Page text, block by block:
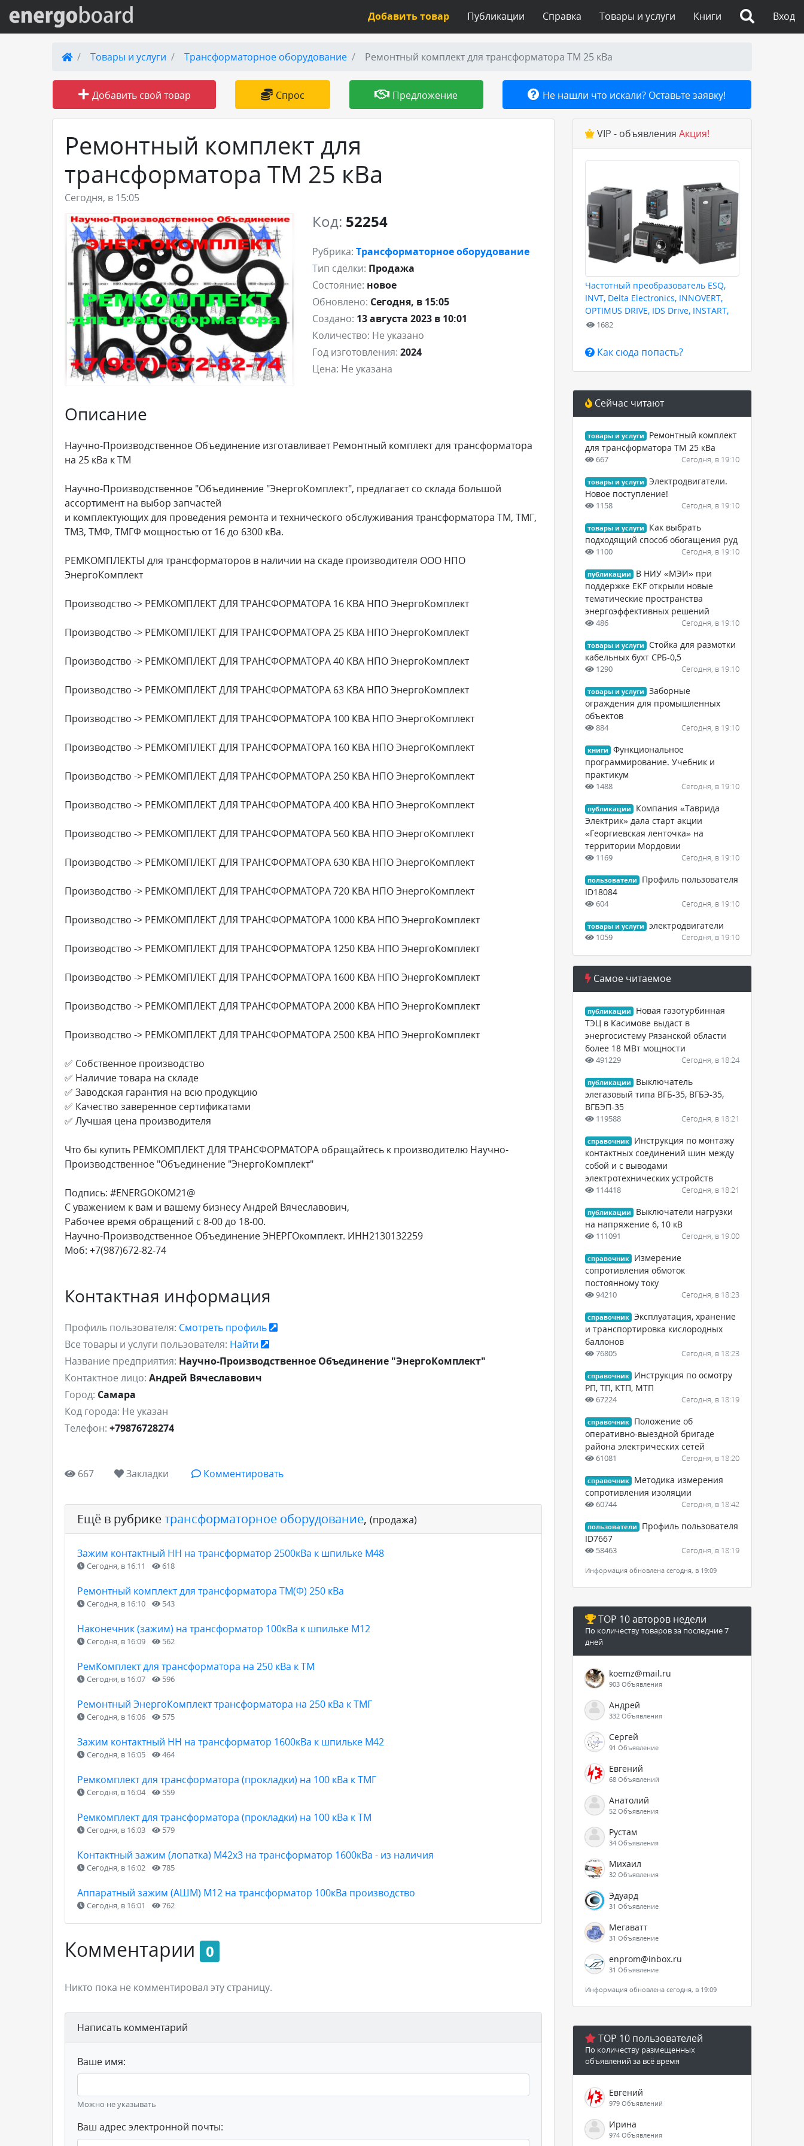
Вход на сайт
Поиск по сайту
Публикации
Справка
Товары и услуги
Добавить товар или услугу
Вход
Книги
Товары и услуги
Справка
Публикации
Добавить товар
Товары и услуги Трансформаторное оборудование Ремонтный комплект для трансформатора ТМ 25 кВа
Добавить свой товар Спрос Предложение Не нашли что искали? Оставьте заявку!
Ремонтный комплект для
трансформатора ТМ 25 кВа
Сегодня, в 15:05
Код: 52254
Рубрика: Трансформаторное оборудование
Тип сделки: Продажа
Состояние: новое
Обновлено: Сегодня, в 15:05
Создано: 13 августа 2023 в 10:01
Количество: Не указано
Год изготовления: 2024
Цена: Не указана
Описание
Научно-Производственное Объединение изготавливает Ремонтный комплект для трансформатора
на 25 кВа к ТМ
Научно-Производственное "Объединение "ЭнергоКомплект", предлагает со склада большой
ассортимент на выбор запчастей
и комплектующих для проведения ремонта и технического обслуживания трансформатора ТМ, ТМГ,
ТМЗ, ТМФ, ТМГФ мощностью от 16 до 6300 кВа.
РЕМКОМПЛЕКТЫ для трансформаторов в наличии на скаде производителя ООО НПО
ЭнергоКомплект
Производство -> РЕМКОМПЛЕКТ ДЛЯ ТРАНСФОРМАТОРА 16 КВА НПО ЭнергоКомплект
Производство -> РЕМКОМПЛЕКТ ДЛЯ ТРАНСФОРМАТОРА 25 КВА НПО ЭнергоКомплект
Производство -> РЕМКОМПЛЕКТ ДЛЯ ТРАНСФОРМАТОРА 40 КВА НПО ЭнергоКомплект
Производство -> РЕМКОМПЛЕКТ ДЛЯ ТРАНСФОРМАТОРА 63 КВА НПО ЭнергоКомплект
Производство -> РЕМКОМПЛЕКТ ДЛЯ ТРАНСФОРМАТОРА 100 КВА НПО ЭнергоКомплект
Производство -> РЕМКОМПЛЕКТ ДЛЯ ТРАНСФОРМАТОРА 160 КВА НПО ЭнергоКомплект
Производство -> РЕМКОМПЛЕКТ ДЛЯ ТРАНСФОРМАТОРА 250 КВА НПО ЭнергоКомплект
Производство -> РЕМКОМПЛЕКТ ДЛЯ ТРАНСФОРМАТОРА 400 КВА НПО ЭнергоКомплект
Производство -> РЕМКОМПЛЕКТ ДЛЯ ТРАНСФОРМАТОРА 560 КВА НПО ЭнергоКомплект
Производство -> РЕМКОМПЛЕКТ ДЛЯ ТРАНСФОРМАТОРА 630 КВА НПО ЭнергоКомплект
Производство -> РЕМКОМПЛЕКТ ДЛЯ ТРАНСФОРМАТОРА 720 КВА НПО ЭнергоКомплект
Производство -> РЕМКОМПЛЕКТ ДЛЯ ТРАНСФОРМАТОРА 1000 КВА НПО ЭнергоКомплект
Производство -> РЕМКОМПЛЕКТ ДЛЯ ТРАНСФОРМАТОРА 1250 КВА НПО ЭнергоКомплект
Производство -> РЕМКОМПЛЕКТ ДЛЯ ТРАНСФОРМАТОРА 1600 КВА НПО ЭнергоКомплект
Производство -> РЕМКОМПЛЕКТ ДЛЯ ТРАНСФОРМАТОРА 2000 КВА НПО ЭнергоКомплект
Производство -> РЕМКОМПЛЕКТ ДЛЯ ТРАНСФОРМАТОРА 2500 КВА НПО ЭнергоКомплект
✅ Собственное производство
✅ Наличие товара на складе
✅ Заводская гарантия на всю продукцию
✅ Качество заверенное сертификатами
✅ Лучшая цена производителя
Что бы купить РЕМКОМПЛЕКТ ДЛЯ ТРАНСФОРМАТОРА обращайтесь к производителю Научно-
Производственное "Объединение "ЭнергоКомплект"
Подпись: #ENERGOKOM21@
С уважением к вам и вашему бизнесу Андрей Вячеславович,
Рабочее время обращений с 8-00 до 18-00.
Научно-Производственное Объединение ЭНЕРГОкомплект. ИНН2130132259
Моб: +7(987)672-82-74
Контактная информация
Профиль пользователя: Смотреть профиль
Все товары и услуги пользователя: Найти
Название предприятия: Научно-Производственное Объединение "ЭнергоКомплект"
Контактное лицо: Андрей Вячеславович
Город: Самара
Код города: Не указан
Телефон: +79876728274
667 Закладки Комментировать
Ещё в рубрикетрансформаторное оборудование, (продажа)
Зажим контактный НН на трансформатор 2500кВа к шпильке М48
Сегодня, в 16:11 618
Ремонтный комплект для трансформатора ТМ(Ф) 250 кВа
Сегодня, в 16:10 543
Наконечник (зажим) на трансформатор 100кВа к шпильке М12
Сегодня, в 16:09 562
РемКомплект для трансформатора на 250 кВа к ТМ
Сегодня, в 16:07 596
Ремонтный ЭнергоКомплект трансформатора на 250 кВа к ТМГ
Сегодня, в 16:06 575
Зажим контактный НН на трансформатор 1600кВа к шпильке М42
Сегодня, в 16:05 464
Ремкомплект для трансформатора (прокладки) на 100 кВа к ТМГ
Сегодня, в 16:04 559
Ремкомплект для трансформатора (прокладки) на 100 кВа к ТМ
Сегодня, в 16:03 579
Контактный зажим (лопатка) М42х3 на трансформатор 1600кВа - из наличия
Сегодня, в 16:02 785
Аппаратный зажим (АШМ) М12 на трансформатор 100кВа производство
Сегодня, в 16:01 762
Комментарии 0
Никто пока не комментировал эту страницу.
Написать комментарий
Ваше имя:
Можно не указывать
Ваш адрес электронной почты:
VIP - объявления Акция!
Частотный преобразователь ESQ,
INVT, Delta Electronics, INNOVERT,
OPTIMUS DRIVE, IDS Drive, INSTART,
HYUNDAI для любых задач
1682
Как сюда попасть?
Сейчас читают
товары и услуги
Ремонтный комплект
для трансформатора ТМ 25 кВа
667 Сегодня, в 19:10
товары и услуги
Электродвигатели.
Новое поступление!
1158 Сегодня, в 19:10
товары и услуги
Как выбрать
подходящий способ обогащения руд
1100 Сегодня, в 19:10
публикации
В НИУ «МЭИ» при
поддержке EKF открыли новые
тематические пространства
энергоэффективных решений
486 Сегодня, в 19:10
товары и услуги
Стойка для размотки
кабельных бухт СРБ-0,5
1290 Сегодня, в 19:10
товары и услуги
Заборные
ограждения для промышленных
объектов
884 Сегодня, в 19:10
книги
Функциональное
программирование. Учебник и
практикум
1488 Сегодня, в 19:10
публикации
Компания «Таврида
Электрик» дала старт акции
«Георгиевская ленточка» на
территории Мордовии
1169 Сегодня, в 19:10
пользователи
Профиль пользователя
ID18084
604 Сегодня, в 19:10
товары и услуги электродвигатели
1059 Сегодня, в 19:10
Самое читаемое
публикации
Новая газотурбинная
ТЭЦ в Касимове выдаст в
энергосистему Рязанской области
более 18 МВт мощности
491229 Сегодня, в 18:24
публикации
Выключатель
элегазовый типа ВГБ-35, ВГБЭ-35,
ВГБЭП-35
119588 Сегодня, в 18:21
справочник
Инструкция по монтажу
контактных соединений шин между
собой и с выводами
электротехнических устройств
114418 Сегодня, в 18:21
публикации
Выключатели нагрузки
на напряжение 6, 10 кВ
111091 Сегодня, в 19:00
справочник
Измерение
сопротивления обмоток
постоянному току
94210 Сегодня, в 18:23
справочник Эксплуатация, хранение
и транспортировка кислородных
баллонов
76805 Сегодня, в 18:23
справочник
Инструкция по осмотру
РП, ТП, КТП, МТП
67224 Сегодня, в 18:19
справочник
Положение об
оперативно-выездной бригаде
района электрических сетей
61081 Сегодня, в 18:20
справочник
Методика измерения
сопротивления изоляции
60744 Сегодня, в 18:42
пользователи
Профиль пользователя
ID7667
58463 Сегодня, в 18:19
Информация обновлена сегодня, в 19:09
TOP 10 авторов недели
По количеству товаров за последние 7
дней
koemz@mail.ru
903 Объявления
Андрей
332 Объявления
Сергей
91 Объявление
Евгений
68 Объявлений
Анатолий
52 Объявления
Рустам
34 Объявления
Михаил
32 Объявления
Эдуард
31 Объявление
Мегаватт
31 Объявление
enprom@inbox.ru
31 Объявление
Информация обновлена сегодня, в 19:09
TOP 10 пользователей
По количеству размещенных
объявлений за всё время
Евгений
979 Объявлений
Ирина
974 Объявления